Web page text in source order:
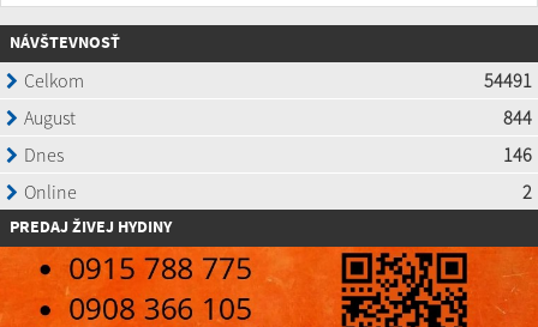
NÁVŠTEVNOSŤ
PREDAJ ŽIVEJ HYDINY